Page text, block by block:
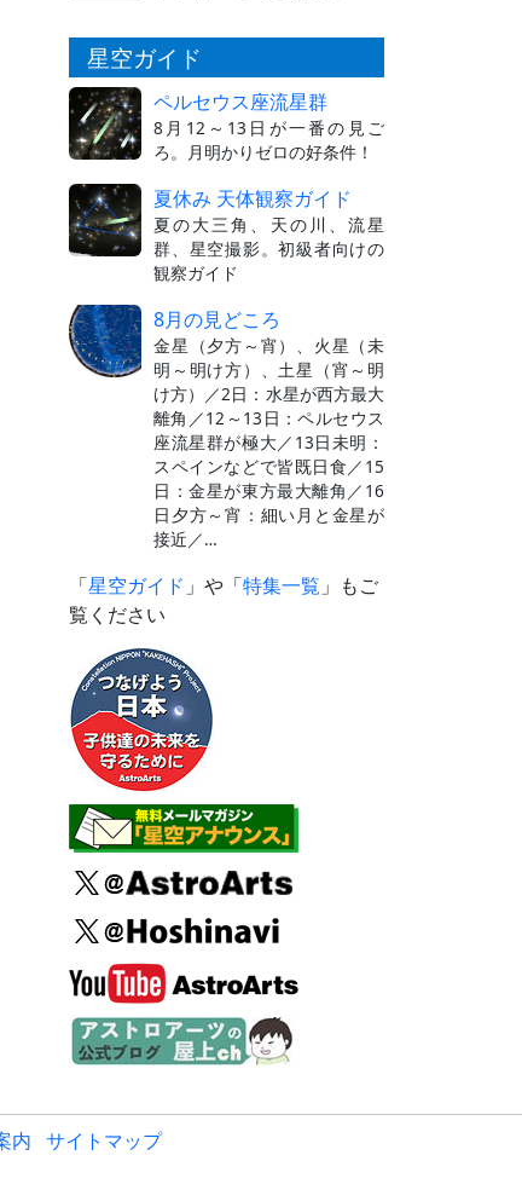
星空ガイド
ペルセウス座流星群
8月12～13日が一番の見ご
ろ。月明かりゼロの好条件！
夏休み 天体観察ガイド
夏の大三角、天の川、流星
群、星空撮影。初級者向けの
観察ガイド
8月の見どころ
金星（夕方～宵）、火星（未
明～明け方）、土星（宵～明
け方）／2日：水星が西方最大
離角／12～13日：ペルセウス
座流星群が極大／13日未明：
スペインなどで皆既日食／15
日：金星が東方最大離角／16
日夕方～宵：細い月と金星が
接近／…
「星空ガイド 」や「特集一覧 」もご
覧ください
内 サイトマップ